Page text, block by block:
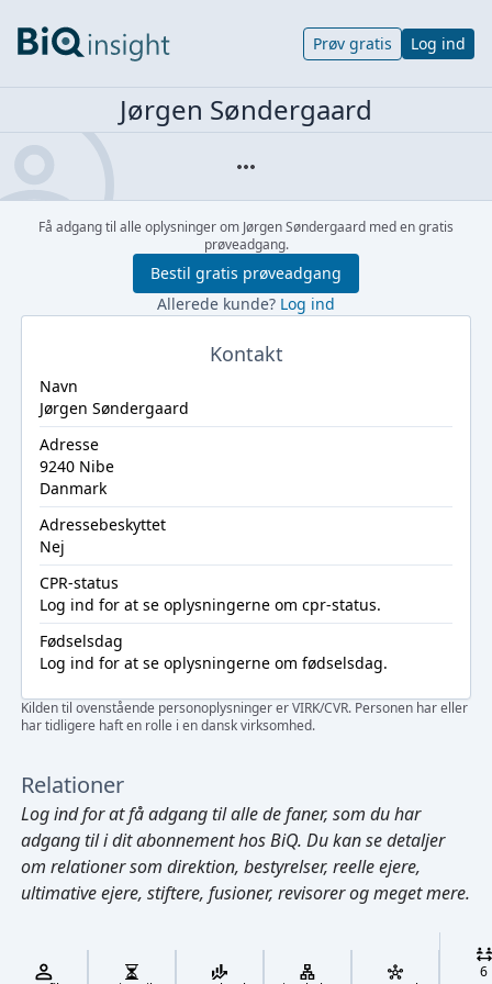
Cmd/Ctrl + K
Prøv gratis Log ind
Jørgen Søndergaard
Få adgang til alle oplysninger om Jørgen Søndergaard med en gratis
prøveadgang.
Bestil gratis prøveadgang
Allerede kunde? Log ind
Kontakt
Navn
Jørgen Søndergaard
Adresse
9240 Nibe
Danmark
Adressebeskyttet
Nej
CPR-status
Log ind for at se oplysningerne om cpr-status.
Fødselsdag
Log ind for at se oplysningerne om fødselsdag.
Kilden til ovenstående personoplysninger er VIRK/CVR. Personen har eller
har tidligere haft en rolle i en dansk virksomhed.
Relationer
Log indfor at få adgang til alle de faner, som du har
adgang til i dit abonnement hos BiQ. Du kan se detaljer
om relationer som direktion, bestyrelser, reelle ejere,
ultimative ejere, stiftere, fusioner, revisorer og meget mere.
6